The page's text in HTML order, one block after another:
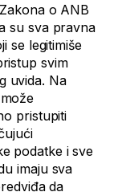
o ANB
su sva pravna
se legitimiše
svim
uvida. Na
pristupiti
podatke i sve
imaju sva
da